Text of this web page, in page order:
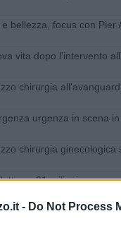
- Do Not Process
e bellezza, focus con Pier
vita dopo l'intervento
chirurgia
urgenza in scena
chirurgia ginecologica
31 milioni e
nei nostri giovani